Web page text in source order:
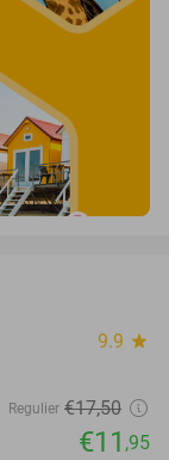
9.9 star
Regulier €17,50
€11 ,95